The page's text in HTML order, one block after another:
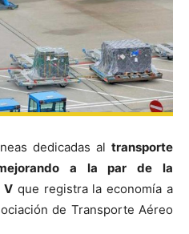
dedicadas al transporte
a la par de la
V que registra la economía a
de Transporte Aéreo